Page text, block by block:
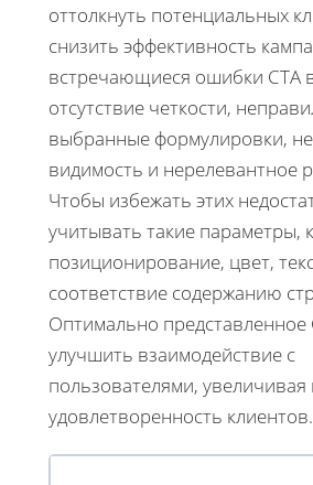
оттолкнуть потенциальных
снизить эффективность
встречающиеся ошибки CTA
отсутствие четкости,
выбранные формулировки,
видимость и нерелевантное
Чтобы избежать этих
учитывать такие параметры,
позиционирование, цвет,
соответствие содержанию
Оптимально представленное
улучшить взаимодействие с
пользователями,
удовлетворенность клиентов.